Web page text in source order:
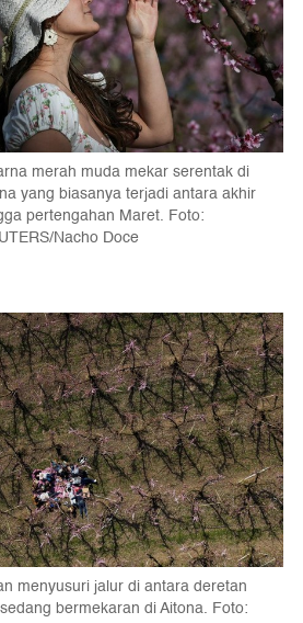
merah muda mekar serentak di
yang biasanya terjadi antara akhir
pertengahan Maret. Foto:
Nacho Doce
menyusuri jalur di antara deretan
bermekaran di Aitona. Foto: